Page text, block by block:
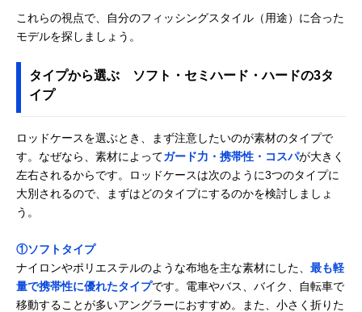
これらの視点で、自分のフィッシングスタイル（用途）に合った
モデルを探しましょう。
タイプから選ぶ ソフト・セミハード・ハードの3タ
イプ
ロッドケースを選ぶとき、まず注意したいのが素材のタイプで
す。なぜなら、素材によってガード力・携帯性・コスパが大きく
左右されるからです。ロッドケースは次のように3つのタイプに
大別されるので、まずはどのタイプにするのかを検討しましょ
う。
①ソフトタイプ
ナイロンやポリエステルのような布地を主な素材にした、 最も軽
量で携帯性に優れたタイプです。電車やバス、バイク、自転車で
移動することが多いアングラーにおすすめ。また、小さく折りた